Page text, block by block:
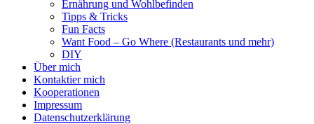
Ernährung und Wohlbefinden
Tipps & Tricks
Fun Facts
Want Food – Go Where (Restaurants und mehr)
DIY
Über mich
Kontaktier mich
Kooperationen
Impressum
Datenschutzerklärung